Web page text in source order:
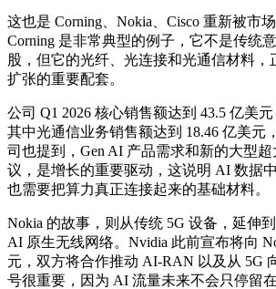
这也是 Corning、Nokia、Cisco 重新被市
Corning 是非常典型的例子，它不是传统
股，但它的光纤、光连接和光通信材料
扩张的重要配套。
公司 Q1 2026 核心销售额达到 43.5 亿美元
其中光通信业务销售额达到 18.46 亿美元
司也提到，Gen AI 产品需求和新的大型
议，是增长的重要驱动，这说明 AI 数据
也需要把算力真正连接起来的基础材料。
Nokia 的故事，则从传统 5G 设备，延伸
AI 原生无线网络。Nvidia 此前宣布将向
元，双方将合作推动 AI-RAN 以及从 5G
号很重要，因为 AI 流量未来不会只停留